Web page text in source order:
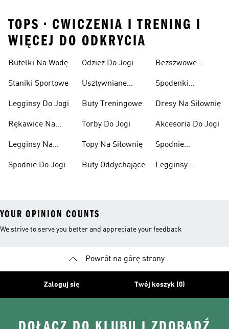
TOPS • CWICZENIA I TRENING I
WIĘCEJ DO ODKRYCIA
Butelki Na Wodę
Staniki Sportowe
Legginsy Do Jogi
Rękawice Na
Legginsy Na
Spodnie Do Jogi
Odzież Do Jogi
Usztywniane
Sportowe
Buty Treningowe
Torby Do Jogi
Topy Na Siłownię
Buty Oddychające
Bezszwowe
Sportowe
Spodenki
Dresy Na Siłownię
Akcesoria Do Jogi
Spodnie
Legginsy
YOUR OPINION COUNTS
We strive to serve you better and appreciate your feedback
Powrót na górę strony
Zaloguj się Twój koszyk (0)